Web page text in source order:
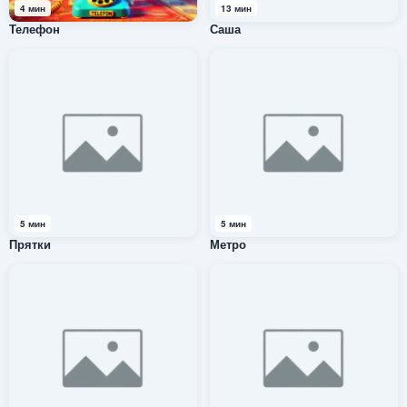
4 мин
Телефон
13 мин
Саша
5 мин
Прятки
5 мин
Метро